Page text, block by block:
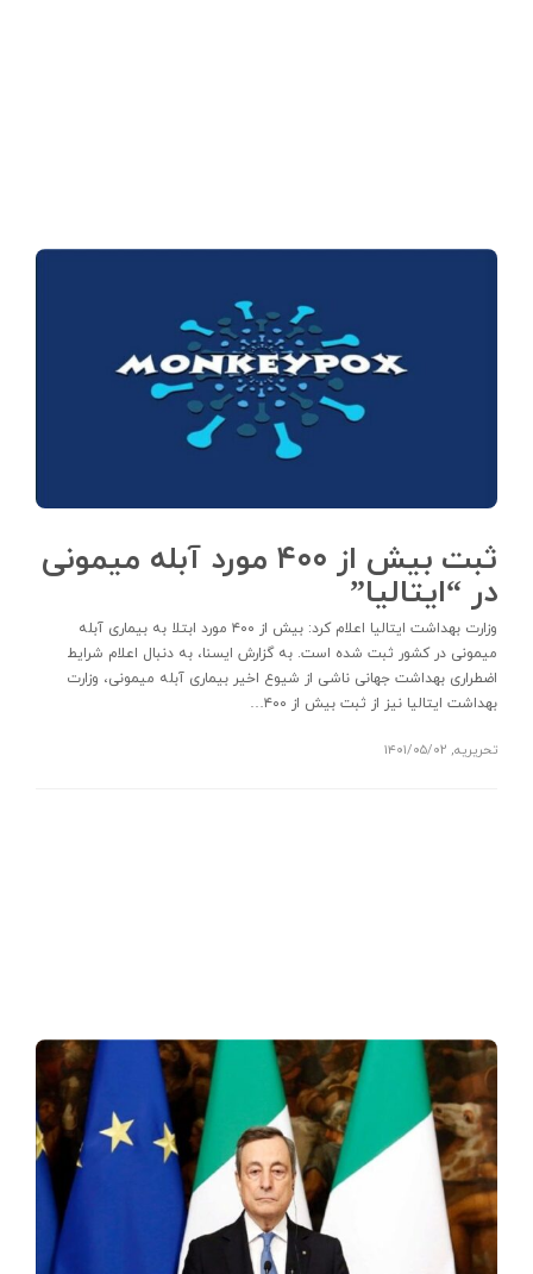
ثبت بیش از ۴۰۰ مورد آبله میمونی
در “ایتالیا”
وزارت بهداشت ایتالیا اعلام کرد: بیش از ۴۰۰ مورد ابتلا به بیماری آبله
میمونی در کشور ثبت شده است. به گزارش ایسنا، به دنبال اعلام شرایط
اضطراری بهداشت جهانی ناشی از شیوع اخیر بیماری آبله میمونی، وزارت
بهداشت ایتالیا نیز از ثبت بیش از ۴۰۰…
تحریریه, ۱۴۰۱/۰۵/۰۲